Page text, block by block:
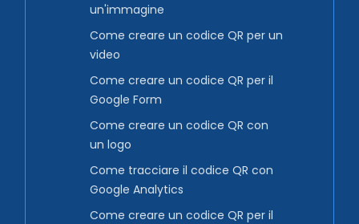
un'immagine
Come creare un codice QR per un
video
Come creare un codice QR per il
Google Form
Come creare un codice QR con
un logo
Come tracciare il codice QR con
Google Analytics
Come creare un codice QR per il